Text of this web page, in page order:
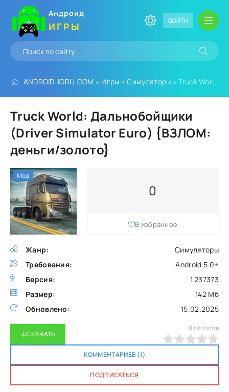
Андроид
ИГРЫ ВОЙТИ
ANDROID-IGRU.COM » Игры »Симуляторы » Truck World: Дальнобойщики (Driver Simulator Euro) {ВЗЛОМ: деньги/золото}
Truck World: Дальнобойщики
(Driver Simulator Euro) {ВЗЛОМ:
деньги/золото}
Жанр:
Симуляторы
Требования:
Android 5.0+
Версия:
1.237373
Размер:
142 Мб
Обновлено:
15.02.2025
0
В избранное
СКАЧАТЬ
КОММЕНТАРИЕВ (1)
ПОДПИСАТЬСЯ
0 голосов
Мод